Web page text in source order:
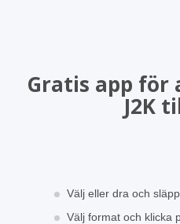
Gratis app
J2K
Välj eller dra och
Välj format och klicka